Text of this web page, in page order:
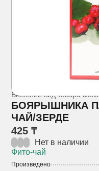
Внешний вид товара
БОЯРЫШНИКА
ЧАЙ/ЗЕРДЕ
425 ₸
Нет в наличии
Фито-чай
Произведено